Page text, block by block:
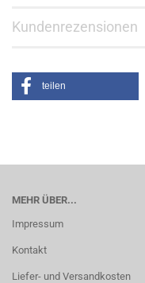
Kundenrezensionen
teilen
MEHR ÜBER...
Impressum
Kontakt
Liefer- und Versandkosten